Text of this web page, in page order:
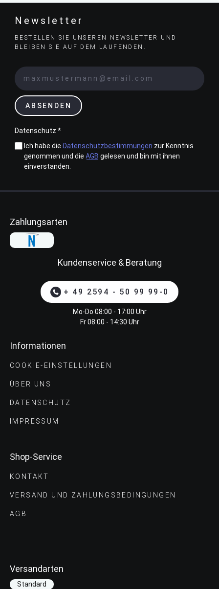
Newsletter
BESTELLEN SIE UNSEREN NEWSLETTER UND
BLEIBEN SIE AUF DEM LAUFENDEN.
ABSENDEN
Datenschutz *
Ich habe die Datenschutzbestimmungen zur Kenntnis
genommen und die AGB gelesen und bin mit ihnen
einverstanden.
Zahlungsarten
Kundenservice & Beratung
+ 49 2594 - 50 99 99-0
Mo-Do 08:00 - 17:00 Uhr
Fr 08:00 - 14:30 Uhr
Informationen
COOKIE-EINSTELLUNGEN
ÜBER UNS
DATENSCHUTZ
IMPRESSUM
Shop-Service
KONTAKT
VERSAND UND ZAHLUNGS­BEDINGUNGEN
AGB
Versandarten
Standard